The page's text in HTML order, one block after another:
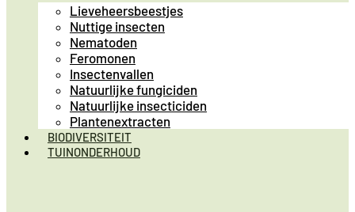
Lieveheersbeestjes
Nuttige insecten
Nematoden
Feromonen
Insectenvallen
Natuurlijke fungiciden
Natuurlijke insecticiden
Plantenextracten
BIODIVERSITEIT
TUINONDERHOUD